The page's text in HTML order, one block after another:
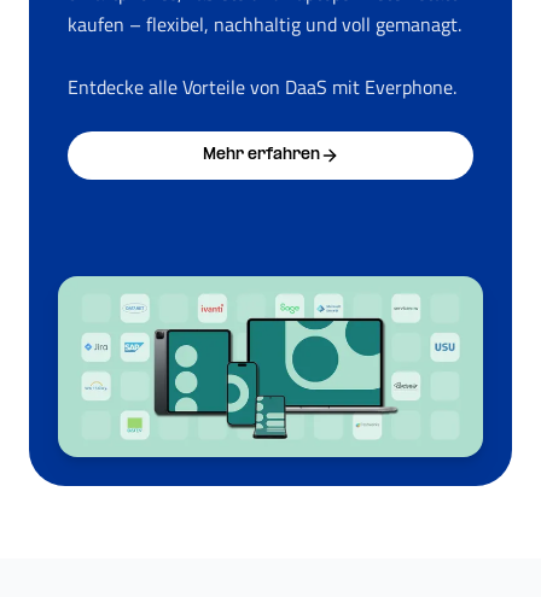
kaufen – flexibel, nachhaltig und voll gemanagt.
Entdecke alle Vorteile von DaaS mit Everphone.
Mehr erfahren